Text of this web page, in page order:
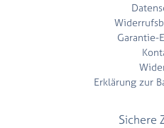
Garantie-
Erklärung zur
Sichere